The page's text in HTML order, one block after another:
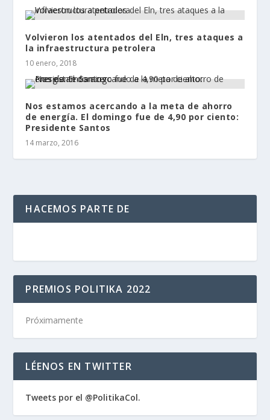
Volvieron los atentados del Eln, tres ataques a
la infraestructura petrolera
10 enero, 2018
Nos estamos acercando a la meta de ahorro
de energía. El domingo fue de 4,90 por ciento:
Presidente Santos
14 marzo, 2016
HACEMOS PARTE DE
PREMIOS POLITIKA 2022
Próximamente
LÉENOS EN TWITTER
Tweets por el @PolitikaCol.